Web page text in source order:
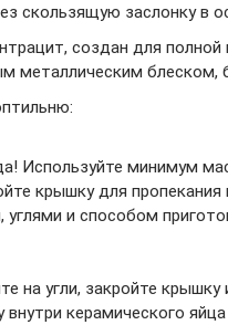
скользящую заслонку в
создан для
металлическим блеском,
Используйте минимум
крышку для
и способом
на угли, закройте
керамического